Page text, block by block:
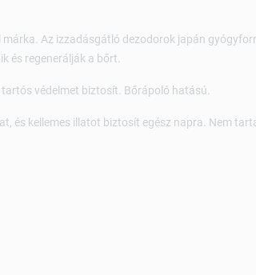
Az izzadásgátló dezodorok japán
és regenerálják a bőrt.
védelmet biztosít. Bőrápoló hatású.
és kellemes illatot biztosít egész napra. Nem